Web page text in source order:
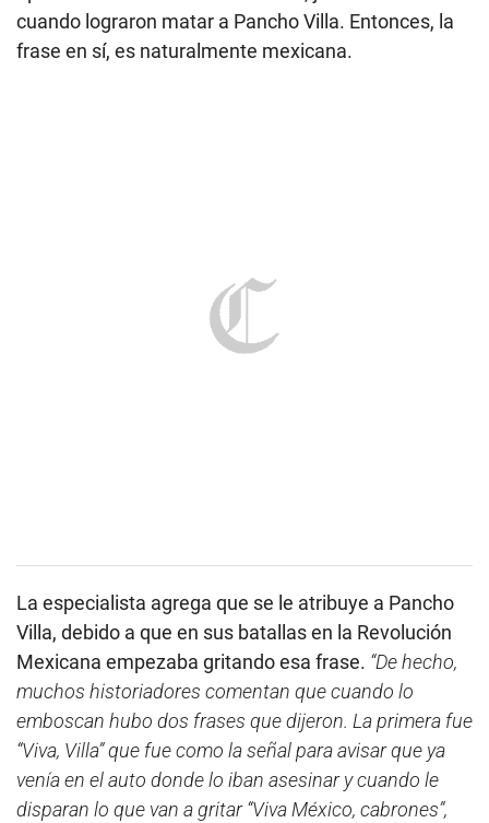
cuando lograron matar a Pancho Villa. Entonces, la
frase en sí, es naturalmente mexicana.
La especialista agrega que se le atribuye a Pancho
Villa, debido a que en sus batallas en la Revolución
Mexicana empezaba gritando esa frase. “De hecho,
muchos historiadores comentan que cuando lo
emboscan hubo dos frases que dijeron. La primera fue
“Viva, Villa” que fue como la señal para avisar que ya
venía en el auto donde lo iban asesinar y cuando le
disparan lo que van a gritar “Viva México, cabrones”,